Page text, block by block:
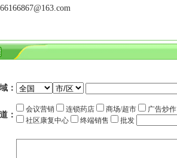
：
：
会议营销 连锁药店 商场/超市
广告炒
社区康复中心
终端销售 批发